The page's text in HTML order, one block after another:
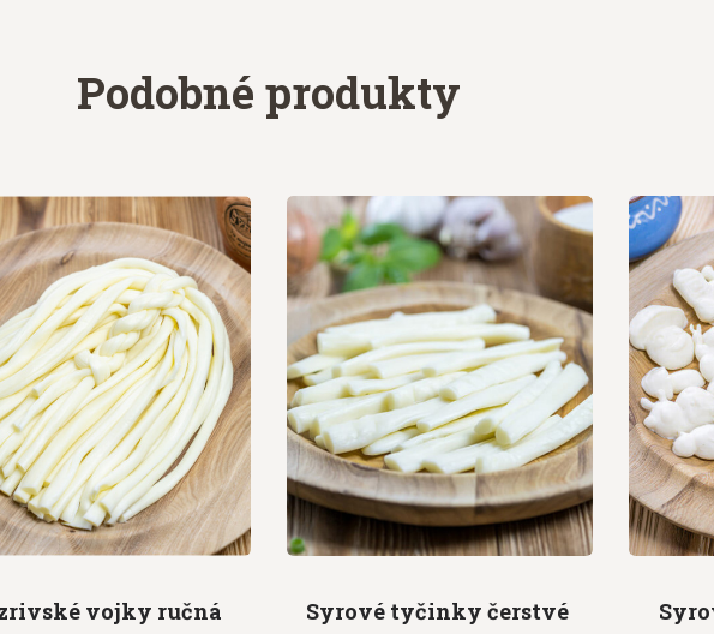
Podobné produkty
vojky ručná
Syrové tyčinky čerstvé